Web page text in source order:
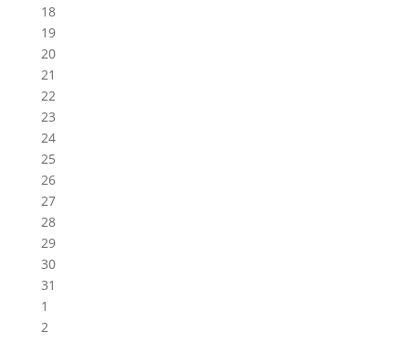
18
19
20
21
22
23
24
25
26
27
28
29
30
31
1
2